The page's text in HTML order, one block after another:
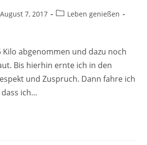
August 7, 2017
Beitrags-
Leben genießen
Kilo abgenommen und dazu noch
Bis hierhin ernte ich in den
und Zuspruch. Dann fahre ich
ich…